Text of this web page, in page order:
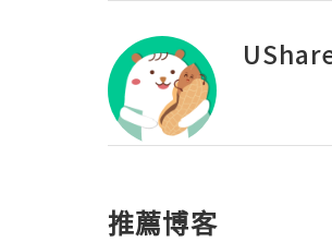
推薦博客